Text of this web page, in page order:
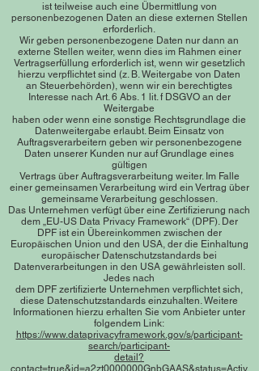
ist teilweise auch eine Übermittlung von
personenbezogenen Daten an diese externen Stellen
erforderlich.
Wir geben personenbezogene Daten nur dann an
externe Stellen weiter, wenn dies im Rahmen einer
Vertragserfüllung erforderlich ist, wenn wir gesetzlich
hierzu verpflichtet sind (z. B. Weitergabe von Daten
an Steuerbehörden), wenn wir ein berechtigtes
Interesse nach Art. 6 Abs. 1 lit. f DSGVO an der
Weitergabe
haben oder wenn eine sonstige Rechtsgrundlage die
Datenweitergabe erlaubt. Beim Einsatz von
Auftragsverarbeitern geben wir personenbezogene
Daten unserer Kunden nur auf Grundlage eines
gültigen
Vertrags über Auftragsverarbeitung weiter. Im Falle
einer gemeinsamen Verarbeitung wird ein Vertrag über
gemeinsame Verarbeitung geschlossen.
Das Unternehmen verfügt über eine Zertifizierung nach
dem „EU-US Data Privacy Framework“ (DPF). Der
DPF ist ein Übereinkommen zwischen der
Europäischen Union und den USA, der die Einhaltung
europäischer Datenschutzstandards bei
Datenverarbeitungen in den USA gewährleisten soll.
Jedes nach
dem DPF zertifizierte Unternehmen verpflichtet sich,
diese Datenschutzstandards einzuhalten. Weitere
Informationen hierzu erhalten Sie vom Anbieter unter
folgendem Link:
https://www.dataprivacyframework.gov/s/participant-
search/participant-
detail?
contact=true&id=a2zt0000000GnbGAAS&status=Activ